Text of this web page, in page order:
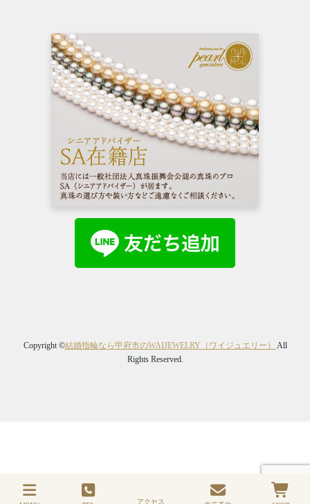
Copyright ©結婚指輪なら甲府市のWAIJEWELRY（ワイジュエリー） All
Rights Reserved.
アクセス